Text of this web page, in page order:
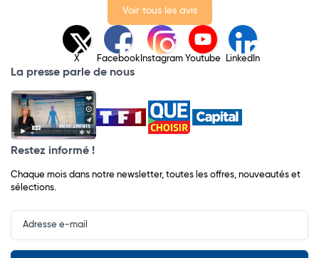
Voir tous les avis
X Facebook Instagram Youtube LinkedIn
La presse parle de nous
Restez informé !
Chaque mois dans notre newsletter, toutes les offres, nouveautés et
sélections.
Input
Newsletter